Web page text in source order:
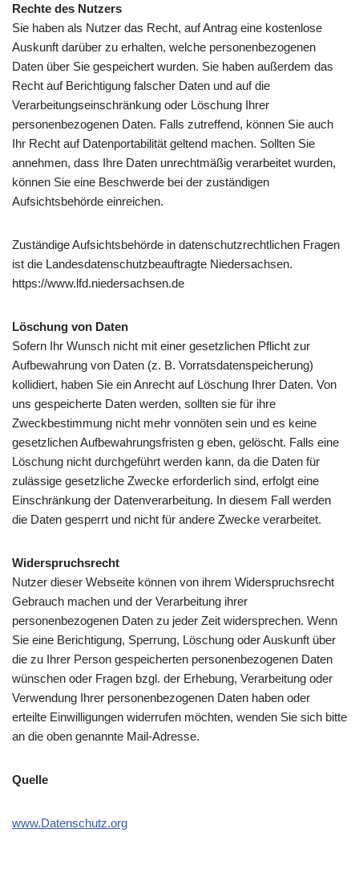
Rechte des Nutzers
Sie haben als Nutzer das Recht, auf Antrag eine kostenlose
Auskunft darüber zu erhalten, welche personenbezogenen
Daten über Sie gespeichert wurden. Sie haben außerdem das
Recht auf Berichtigung falscher Daten und auf die
Verarbeitungseinschränkung oder Löschung Ihrer
personenbezogenen Daten. Falls zutreffend, können Sie auch
Ihr Recht auf Datenportabilität geltend machen. Sollten Sie
annehmen, dass Ihre Daten unrechtmäßig verarbeitet wurden,
können Sie eine Beschwerde bei der zuständigen
Aufsichtsbehörde einreichen.
Zuständige Aufsichtsbehörde in datenschutzrechtlichen Fragen
ist die Landesdatenschutzbeauftragte Niedersachsen.
https://www.lfd.niedersachsen.de
Löschung von Daten
Sofern Ihr Wunsch nicht mit einer gesetzlichen Pflicht zur
Aufbewahrung von Daten (z. B. Vorratsdatenspeicherung)
kollidiert, haben Sie ein Anrecht auf Löschung Ihrer Daten. Von
uns gespeicherte Daten werden, sollten sie für ihre
Zweckbestimmung nicht mehr vonnöten sein und es keine
gesetzlichen Aufbewahrungsfristen g eben, gelöscht. Falls eine
Löschung nicht durchgeführt werden kann, da die Daten für
zulässige gesetzliche Zwecke erforderlich sind, erfolgt eine
Einschränkung der Datenverarbeitung. In diesem Fall werden
die Daten gesperrt und nicht für andere Zwecke verarbeitet.
Widerspruchsrecht
Nutzer dieser Webseite können von ihrem Widerspruchsrecht
Gebrauch machen und der Verarbeitung ihrer
personenbezogenen Daten zu jeder Zeit widersprechen. Wenn
Sie eine Berichtigung, Sperrung, Löschung oder Auskunft über
die zu Ihrer Person gespeicherten personenbezogenen Daten
wünschen oder Fragen bzgl. der Erhebung, Verarbeitung oder
Verwendung Ihrer personenbezogenen Daten haben oder
erteilte Einwilligungen widerrufen möchten, wenden Sie sich bitte
an die oben genannte Mail-Adresse.
Quelle
www.Datenschutz.org